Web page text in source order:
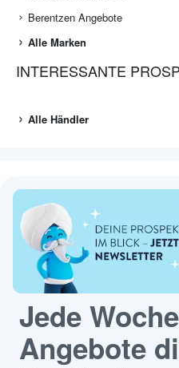
Berentzen Angebote
Alle Marken
INTERESSANTE
Alle Händler
Jede
Angebote